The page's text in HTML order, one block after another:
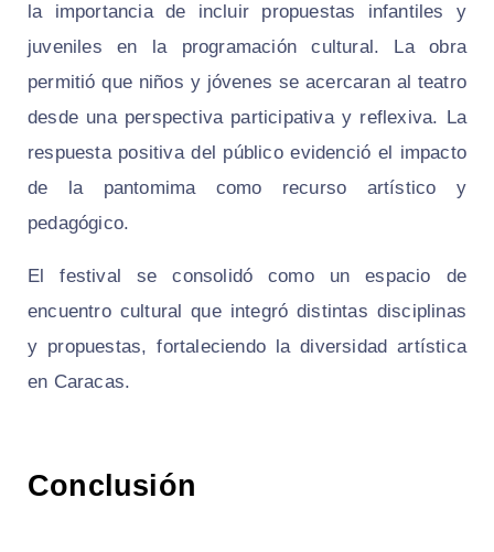
la importancia de incluir propuestas infantiles y
juveniles en la programación cultural. La obra
permitió que niños y jóvenes se acercaran al teatro
desde una perspectiva participativa y reflexiva. La
respuesta positiva del público evidenció el impacto
de la pantomima como recurso artístico y
pedagógico.
El festival se consolidó como un espacio de
encuentro cultural que integró distintas disciplinas
y propuestas, fortaleciendo la diversidad artística
en Caracas.
Conclusión